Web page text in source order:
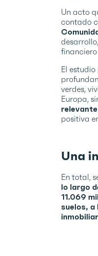
Un acto
contado
El
verdes,
Europa,
positiva
Una
En total,
lo largo
11.069
suelos, a